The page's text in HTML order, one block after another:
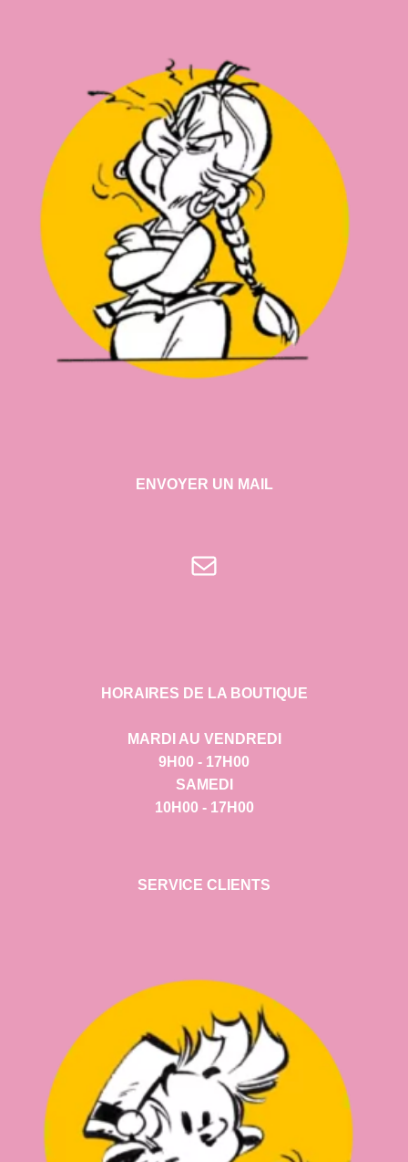
ENVOYER UN MAIL
E-mail
HORAIRES DE LA BOUTIQUE
MARDI AU VENDREDI
9H00 - 17H00
SAMEDI
10H00 - 17H00
SERVICE CLIENTS